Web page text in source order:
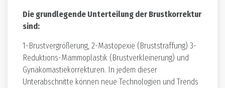
Die grundlegende Unterteilung der Brustkorrektur
sind:
1-Brustvergrößerung, 2-Mastopexie (Bruststraffung) 3-
Reduktions-Mammoplastik (Brustverkleinerung) und
Gynäkomastiekorrekturen. In jedem dieser
Unterabschnitte können neue Technologien und Trends